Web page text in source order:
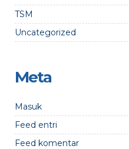
TSM
Uncategorized
Meta
Masuk
Feed entri
Feed komentar